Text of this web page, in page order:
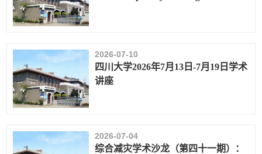
2026-07-10
四川大学2026年7月13日-7月19日学术
讲座
2026-07-04
综合减灾学术沙龙（第四十一期）：